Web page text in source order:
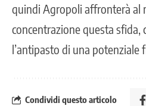
quindi Agropoli affronterà al
concentrazione questa sfida,
l’antipasto di una potenziale
Condividi questo articolo